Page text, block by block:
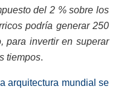
del 2 % sobre los
podría generar 250
para invertir en superar
tiempos.
arquitectura mundial se